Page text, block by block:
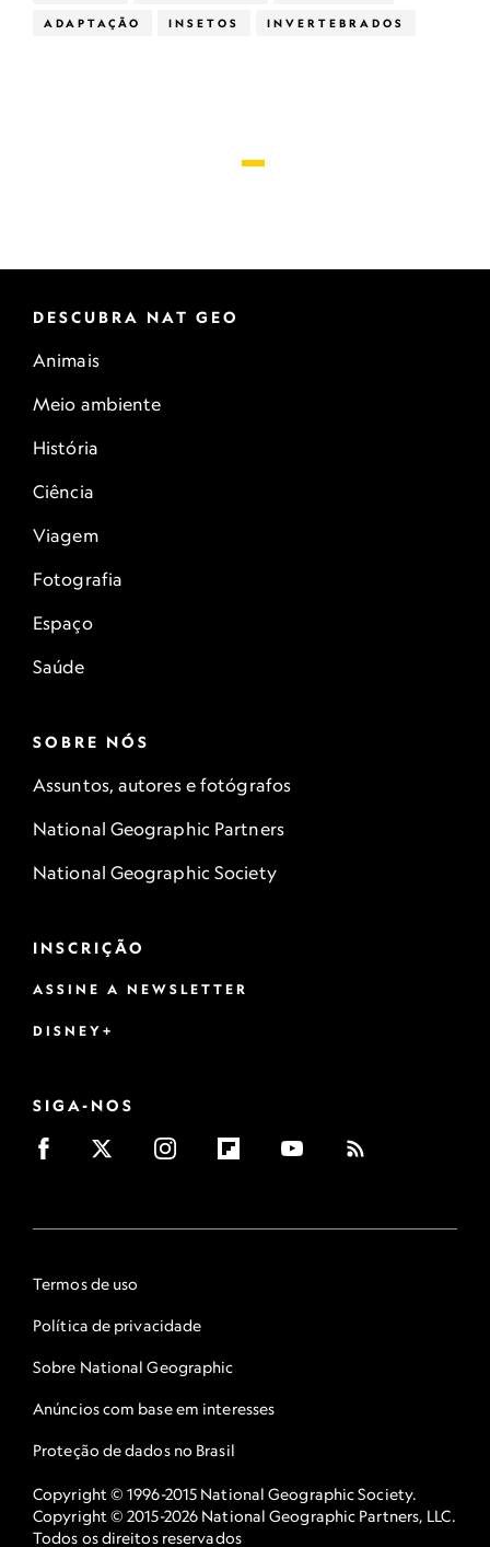
ADAPTAÇÃO INSETOS INVERTEBRADOS
DESCUBRA NAT GEO
Animais
Meio ambiente
História
Ciência
Viagem
Fotografia
Espaço
Saúde
SOBRE NÓS
Assuntos, autores e fotógrafos
National Geographic Partners
National Geographic Society
INSCRIÇÃO
ASSINE A NEWSLETTER
DISNEY+
SIGA-NOS
Termos de uso
Política de privacidade
Sobre National Geographic
Anúncios com base em interesses
Proteção de dados no Brasil
Copyright © 1996-2015 National Geographic Society.
Copyright © 2015-2026 National Geographic Partners, LLC.
Todos os direitos reservados